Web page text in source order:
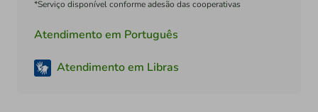
*Serviço disponível conforme adesão das cooperativas
Atendimento em Português
Atendimento em Libras